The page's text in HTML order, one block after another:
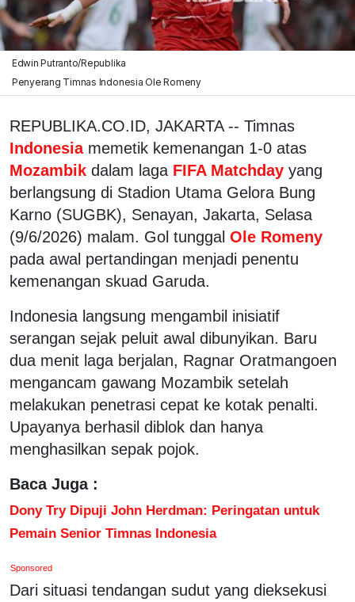
Edwin Putranto/Republika
Penyerang Timnas Indonesia Ole Romeny
REPUBLIKA.CO.ID, JAKARTA -- Timnas
Indonesia memetik kemenangan 1-0 atas
Mozambik dalam laga FIFA Matchday yang
berlangsung di Stadion Utama Gelora Bung
Karno (SUGBK), Senayan, Jakarta, Selasa
(9/6/2026) malam. Gol tunggal Ole Romeny
pada awal pertandingan menjadi penentu
kemenangan skuad Garuda.
Indonesia langsung mengambil inisiatif
serangan sejak peluit awal dibunyikan. Baru
dua menit laga berjalan, Ragnar Oratmangoen
mengancam gawang Mozambik setelah
melakukan penetrasi cepat ke kotak penalti.
Upayanya berhasil diblok dan hanya
menghasilkan sepak pojok.
Baca Juga :
Dony Try Dipuji John Herdman: Peringatan untuk
Pemain Senior Timnas Indonesia
Sponsored
Dari situasi tendangan sudut yang dieksekusi